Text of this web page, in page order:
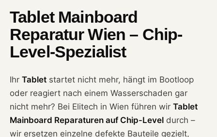
Tablet Mainboard
Reparatur Wien – Chip-
Level-Spezialist
Ihr Tablet startet nicht mehr, hängt im Bootloop
oder reagiert nach einem Wasserschaden gar
nicht mehr? Bei Elitech in Wien führen wir Tablet
Mainboard Reparaturen auf Chip-Level durch –
wir ersetzen einzelne defekte Bauteile gezielt,